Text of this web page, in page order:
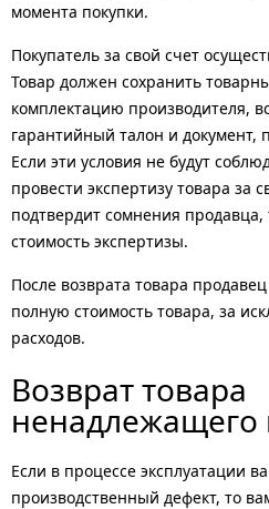
момента покупки.
Покупатель за свой счет
Товар должен сохранить
комплектацию производителя,
гарантийный талон и
Если эти условия не будут
провести экспертизу товара за
подтвердит сомнения
стоимость экспертизы.
После возврата товара
полную стоимость товара, за
расходов.
Возврат товара
ненадлежащего
Если в процессе эксплуатации
производственный дефект, то